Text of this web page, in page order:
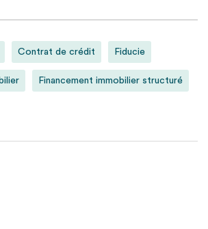
Contrat de crédit Fiducie
Financement immobilier structuré